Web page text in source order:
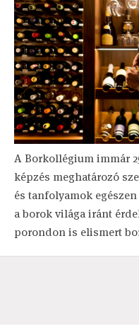
A Borkollégium immár
képzés meghatározó
és tanfolyamok
a borok világa iránt
porondon is elismert